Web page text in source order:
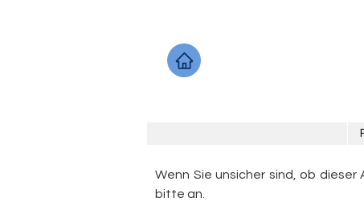
Wenn Sie unsicher sind, ob
bitte an.